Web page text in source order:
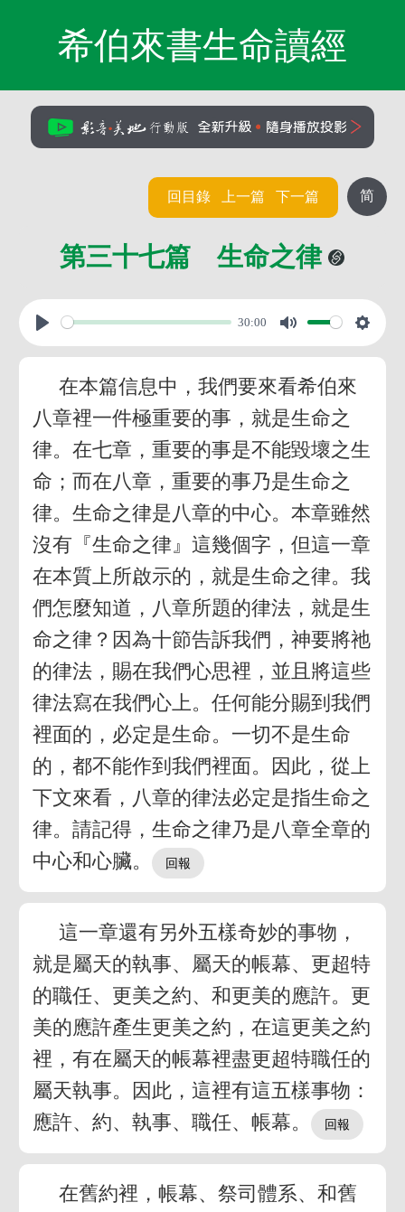
希伯來書生命讀經
简
回目錄 上一篇 下一篇
第三十七篇 生命之律
30:00
在本篇信息中，我們要來看希伯來
八章裡一件極重要的事，就是生命之
律。在七章，重要的事是不能毀壞之生
命；而在八章，重要的事乃是生命之
律。生命之律是八章的中心。本章雖然
沒有『生命之律』這幾個字，但這一章
在本質上所啟示的，就是生命之律。我
們怎麼知道，八章所題的律法，就是生
命之律？因為十節告訴我們，神要將祂
的律法，賜在我們心思裡，並且將這些
律法寫在我們心上。任何能分賜到我們
裡面的，必定是生命。一切不是生命
的，都不能作到我們裡面。因此，從上
下文來看，八章的律法必定是指生命之
律。請記得，生命之律乃是八章全章的
中心和心臟。
這一章還有另外五樣奇妙的事物，
就是屬天的執事、屬天的帳幕、更超特
的職任、更美之約、和更美的應許。更
美的應許產生更美之約，在這更美之約
裡，有在屬天的帳幕裡盡更超特職任的
屬天執事。因此，這裡有這五樣事物：
應許、約、執事、職任、帳幕。
在舊約裡，帳幕、祭司體系、和舊